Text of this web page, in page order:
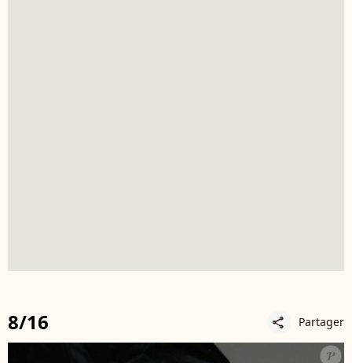
8/16 share Partager